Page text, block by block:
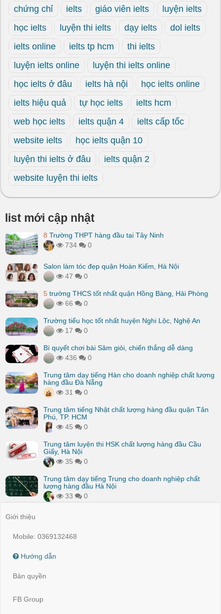
chứng chỉ ielts giáo viên ielts
luyện ielts
học ielts
luyện thi ielts dạy ielts
dol ielts
ielts online
ielts tp hcm
thi ielts
luyện ielts online
luyện thi ielts online
học ielts ở đâu
ielts hà nội
học ielts online
ielts hiệu quả
tự học ielts
ielts hcm
web học ielts
ielts quận 4
ielts cấp tốc
website ielts
học ielts quận 10
luyện thi ielts ở đâu
ielts quận 2
website luyện thi ielts
list mới cập nhật
8 Trường THPT hàng đầu tại Tây Ninh
734
0
Salon làm tóc đẹp quận Hoàn Kiếm, Hà Nội
47
0
5 trường THCS tốt nhất quận Hồng Bàng, Hải Phòng
66
0
Trường tiểu học tốt nhất huyện Nghi Lộc, Nghệ An
17
0
Bí quyết chơi bài Sâm giỏi, chiến thắng dễ dàng
436
0
Trung tâm dạy tiếng Hàn cho doanh nghiệp chất lượng
hàng đầu Đà Nẵng
31
0
Trung tâm tiếng Nhật chất lượng hàng đầu quận Tân
Phú, TP. HCM
45
0
Trung tâm luyện thi HSK chất lượng hàng đầu Cầu
Giấy, Hà Nội
35
0
Trung tâm dạy tiếng Trung cho doanh nghiệp chất
lượng hàng đầu Hà Nội
33
0
Giới thiệu
Mobile: 0369132468
Hướng dẫn
Bản quyền
FB Group